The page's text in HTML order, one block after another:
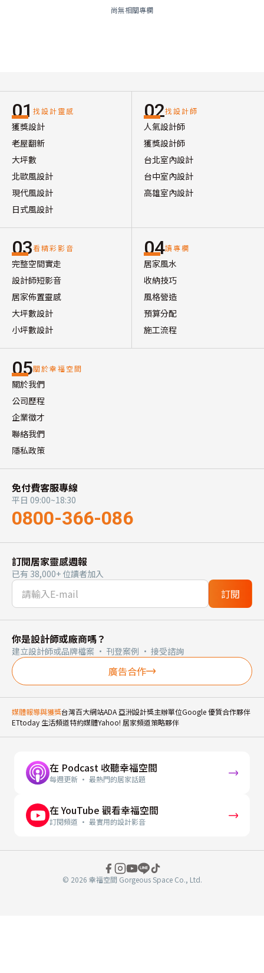
尚無相關專欄
01 找設計靈感
獲獎設計
老屋翻新
大坪數
北歐風設計
現代風設計
日式風設計
02找設計師
人氣設計師
獲獎設計師
台北室內設計
台中室內設計
高雄室內設計
03看精彩影音
完整空間實走
設計師短影音
居家佈置靈感
大坪數設計
小坪數設計
04讀專欄
居家風水
收納技巧
風格營造
預算分配
施工流程
05關於幸福空間
關於我們
公司歷程
企業徵才
聯絡我們
隱私政策
免付費客服專線
平日 09:00~18:30
0800-366-086
訂閱居家靈感週報
已有 38,000+ 位讀者加入
訂閱
你是設計師或廠商嗎？
建立設計師或品牌檔案 · 刊登案例 · 接受諮詢
廣告合作
媒體報導與獲獎台灣百大網站ADA 亞洲設計獎主辦單位Google 優質合作夥伴
ETtoday 生活頻道特約媒體Yahoo! 居家頻道策略夥伴
在 Podcast 收聽幸福空間
每週更新 · 最熱門的居家話題
在 YouTube 觀看幸福空間
訂閱頻道 · 最實用的設計影音
© 2026 幸福空間 Gorgeous Space Co., Ltd.